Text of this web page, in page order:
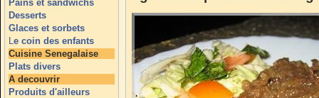
Pains et sandwichs
Desserts
Glaces et sorbets
Le coin des enfants
Cuisine Senegalaise
Plats divers
A decouvrir
Produits d'ailleurs